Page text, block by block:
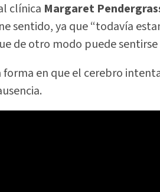
clínica Margaret
sentido, ya que “todavía
de otro modo puede
en que el cerebro